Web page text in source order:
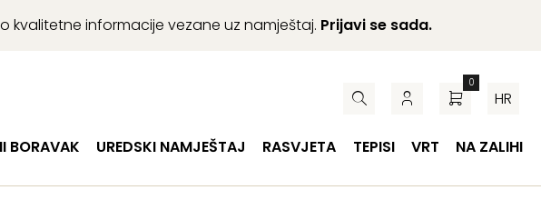
kvalitetne informacije vezane uz namještaj. Prijavi se sada.
0
HR
BORAVAK UREDSKI NAMJEŠTAJ RASVJETA TEPISI VRT NA ZALIHI